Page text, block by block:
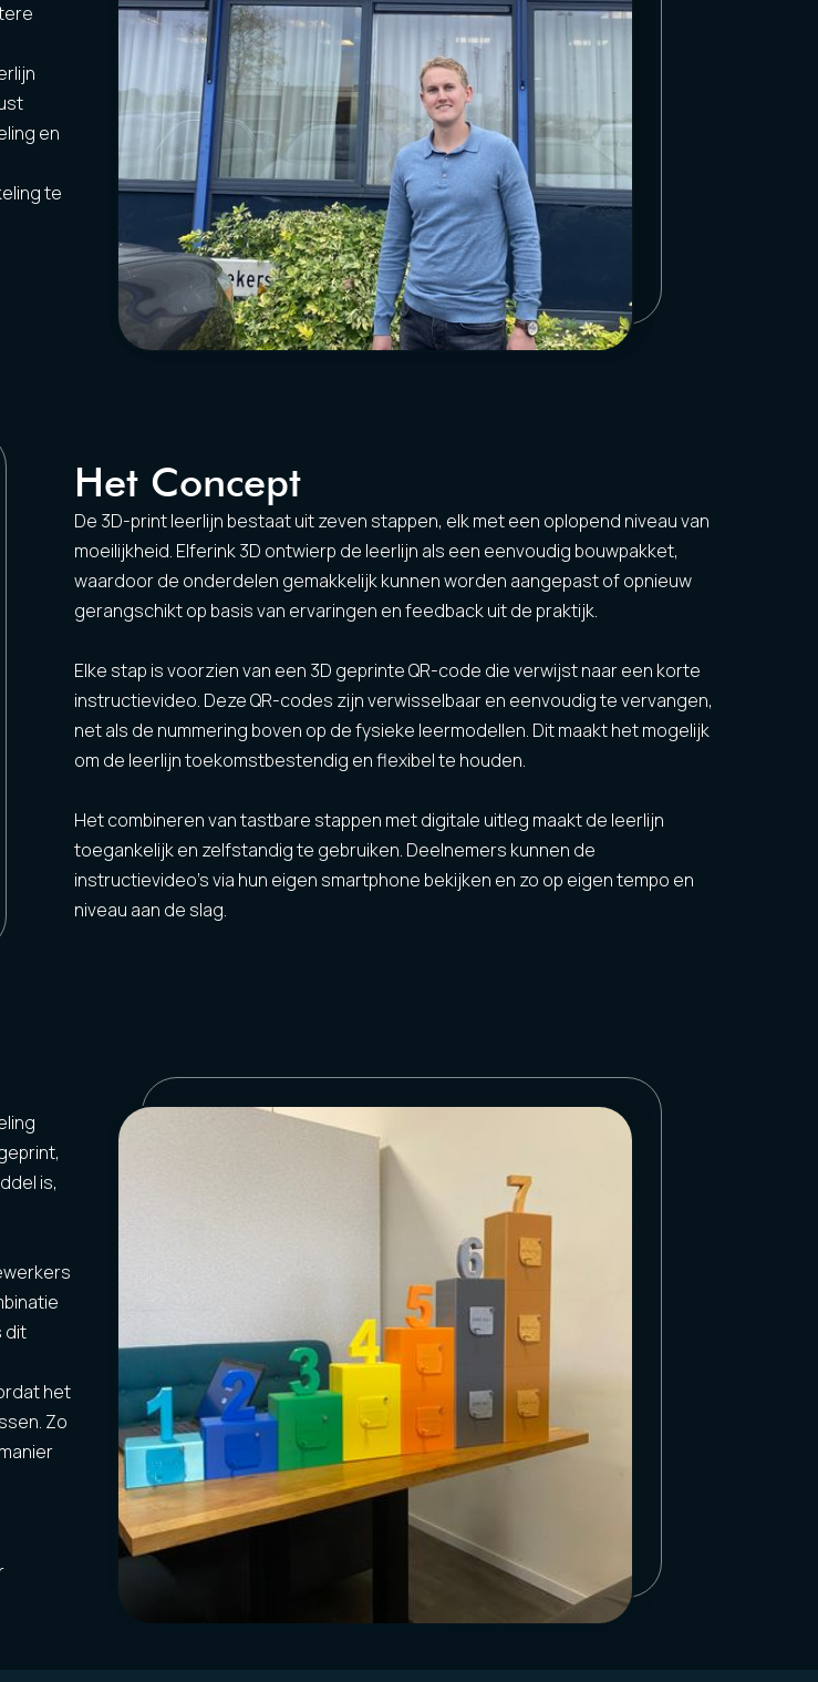
en
te
Het Concept
De 3D-print leerlijn bestaat uit zeven stappen, elk met een oplopend niveau van
moeilijkheid. Elferink 3D ontwierp de leerlijn als een eenvoudig bouwpakket,
waardoor de onderdelen gemakkelijk kunnen worden aangepast of opnieuw
gerangschikt op basis van ervaringen en feedback uit de praktijk.
Elke stap is voorzien van een 3D geprinte QR-code die verwijst naar een korte
instructievideo. Deze QR-codes zijn verwisselbaar en eenvoudig te vervangen,
net als de nummering boven op de fysieke leermodellen. Dit maakt het mogelijk
om de leerlijn toekomstbestendig en flexibel te houden.
Het combineren van tastbare stappen met digitale uitleg maakt de leerlijn
toegankelijk en zelfstandig te gebruiken. Deelnemers kunnen de
instructievideo’s via hun eigen smartphone bekijken en zo op eigen tempo en
niveau aan de slag.
is,
dit
het
Zo